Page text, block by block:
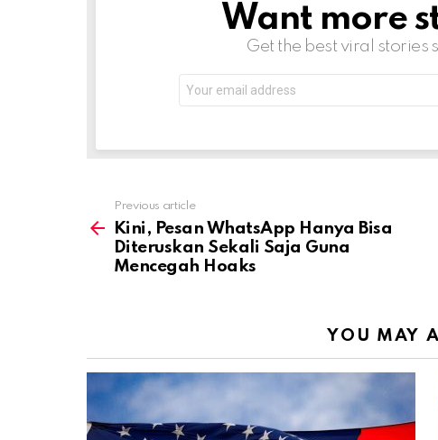
NEWSLETTERWant more
Get the best viral stories
address:
more
Previous article
Kini, Pesan WhatsApp Hanya Bisa
Diteruskan Sekali Saja Guna
Mencegah Hoaks
YOU MAY